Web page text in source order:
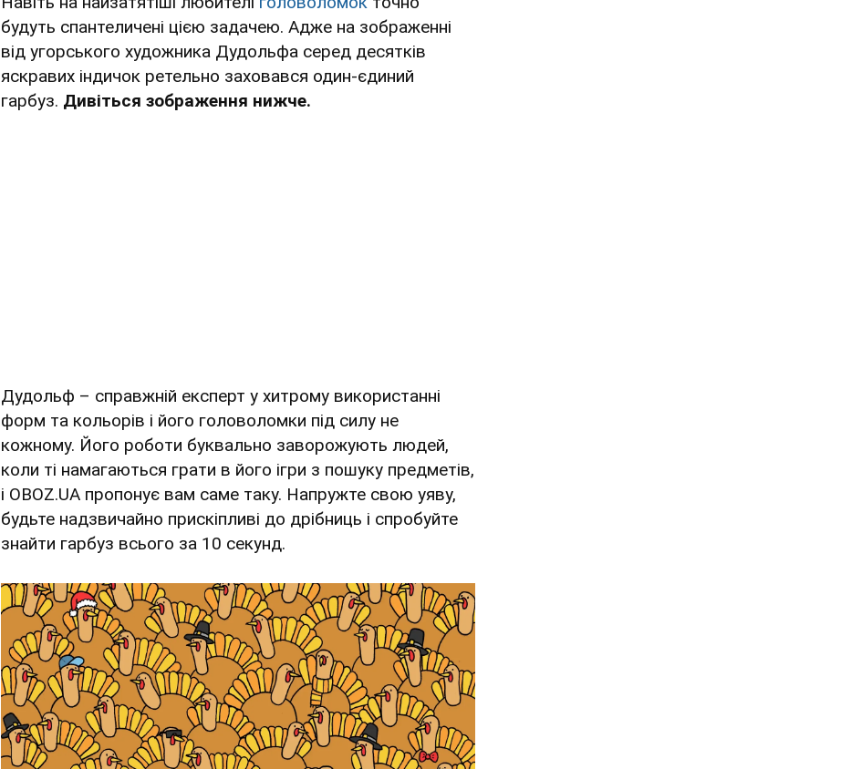
будуть спантеличені цією задачею. Адже на зображенні
від угорського художника Дудольфа серед десятків
яскравих індичок ретельно заховався один-єдиний
гарбуз. Дивіться зображення нижче.
Дудольф – справжній експерт у хитрому використанні
форм та кольорів і його головоломки під силу не
кожному. Його роботи буквально заворожують людей,
коли ті намагаються грати в його ігри з пошуку предметів,
і OBOZ.UA пропонує вам саме таку. Напружте свою уяву,
будьте надзвичайно прискіпливі до дрібниць і спробуйте
знайти гарбуз всього за 10 секунд.